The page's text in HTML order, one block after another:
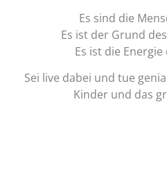
Es sind die
Es ist der Grund
Es ist die Energie
Sei live dabei und tue
Kinder und das